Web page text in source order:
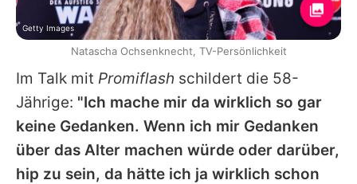
Im Talk mit Promiflash schildert die 58-
Jährige: "Ich mache mir da wirklich so gar
keine Gedanken. Wenn ich mir Gedanken
über das Alter machen würde oder darüber,
hip zu sein, da hätte ich ja wirklich schon
Getty Images
Natascha Ochsenknecht, TV-Persönlichkeit